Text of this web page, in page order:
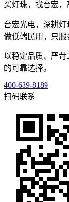
买灯珠，找台宏，
台宏光电，深耕
做低端民用，只服
以稳定品质、严
的可靠选择。
400-689-8189
扫码联系